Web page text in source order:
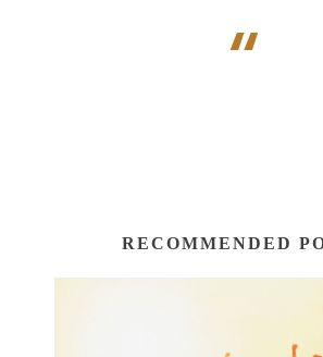
“
RECOMMENDED